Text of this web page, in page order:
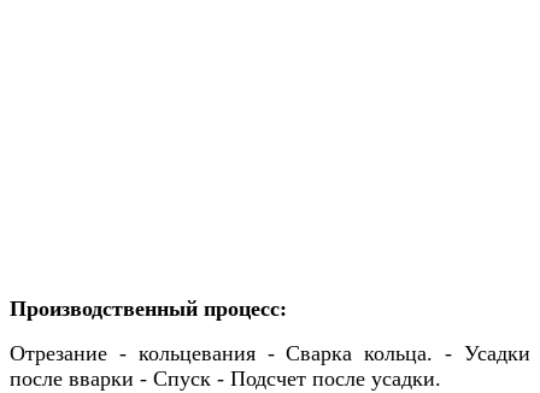
Производственный процесс:
Отрезание - кольцевания - Сварка кольца. - Усадки
после вварки - Спуск - Подсчет после усадки.